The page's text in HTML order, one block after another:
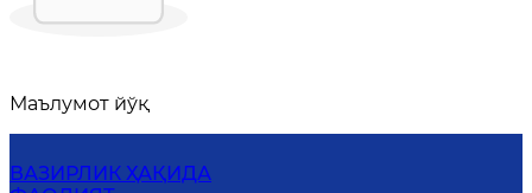
Маълумот йўқ
ВАЗИРЛИК ҲАҚИДА